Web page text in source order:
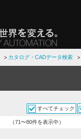
カタログ・CADデータ検索
すべてチェック
（71〜80件を表示中）